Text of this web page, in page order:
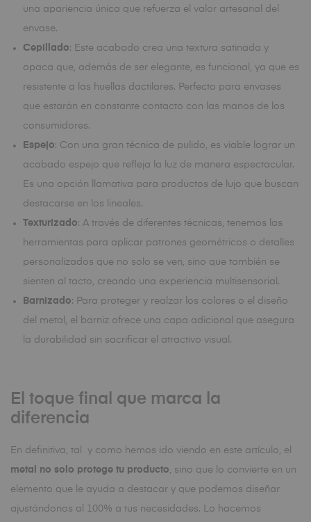
una apariencia única que refuerza el valor artesanal del
envase.
Cepillado: Este acabado crea una textura satinada y
opaca que, además de ser elegante, es funcional, ya que es
resistente a las huellas dactilares. Perfecto para envases
que estarán en constante contacto con las manos de los
consumidores.
Espejo: Con una gran técnica de pulido, es viable lograr un
acabado espejo que refleja la luz de manera espectacular.
Es una opción llamativa para productos de lujo que buscan
destacarse en los lineales.
Texturizado: A través de diferentes técnicas, tenemos las
herramientas para aplicar patrones geométricos o detalles
personalizados que no solo se ven, sino que también se
sienten al tacto, creando una experiencia multisensorial.
Barnizado: Para proteger y realzar los colores o el diseño
del metal, el barniz ofrece una capa adicional que asegura
la durabilidad sin sacrificar el atractivo visual.
El toque final que marca la
diferencia
En definitiva, tal y como hemos ido viendo en este artículo, el
metal no solo protege tu producto, sino que lo convierte en un
elemento que le ayuda a destacar y que podemos diseñar
ajustándonos al 100% a tus necesidades. Lo hacemos